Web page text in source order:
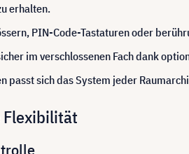
erhalten.
PIN-Code-Tastaturen oder
im verschlossenen Fach dank
passt sich das System jeder
Flexibilität